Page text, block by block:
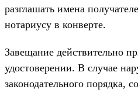
разглашать имена
нотариусу в конверте.
Завещание действительно
удостоверении. В случае
законодательного порядка,